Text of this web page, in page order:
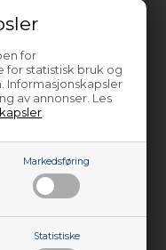
for
for statistisk bruk og
Informasjonskapsler
av annonser. Les
Markedsføring
Statistiske